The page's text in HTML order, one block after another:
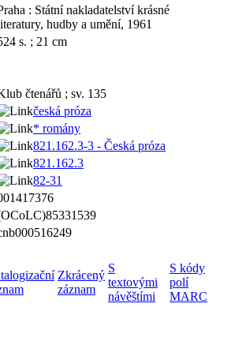
: Státní nakladatelství krásné
hudby a umění, 1961
s. ; 21 cm
čtenářů ; sv. 135
česká próza
* romány
821.162.3-3 - Česká próza
821.162.3
82-31
Zkrácený
záznam
S
textovými
návěštími
S kódy
polí
MARC